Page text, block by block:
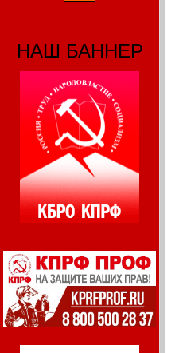
НАШ БАННЕР